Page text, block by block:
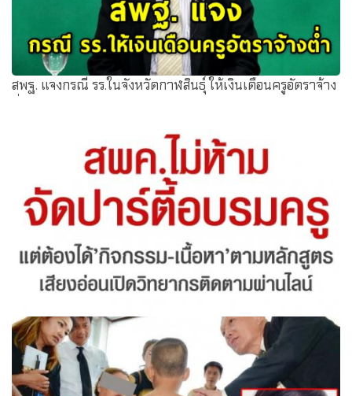
สพฐ. แจงกรณี รร.ในจังหวัดกาฬสินธุ์ ให้เงินเดือนครูอัตราจ้าง
สพค.ไม่ห้ามจัดปาร์ตี้อบรมครู แต่ต้องได้’กิจกรรม-เนื้อหา’ตาม
หลักสูตร เสียงอ่อนเปิดวิทยากรติดตามผ่านไลน์